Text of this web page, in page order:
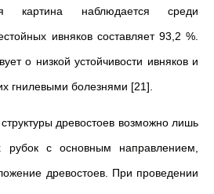
картина наблюдается среди
ивняков составляет 93,2 %.
о низкой устойчивости ивняков и
гнилевыми болезнями [21].
древостоев возможно лишь
с основным направлением,
древостоев. При проведении